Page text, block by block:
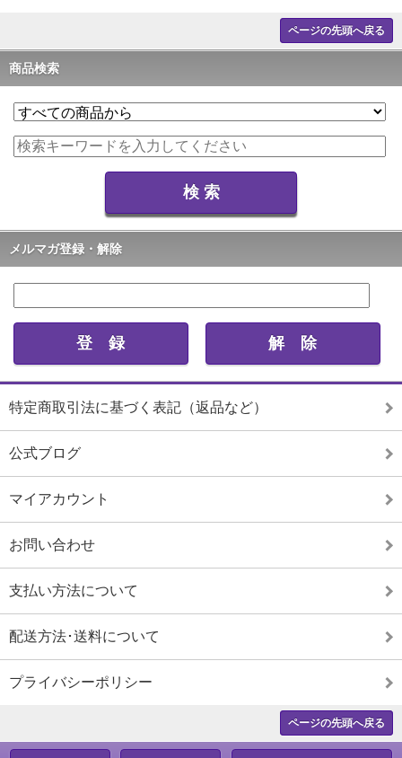
ページの先頭へ戻る
商品検索
メルマガ登録・解除
特定商取引法に基づく表記（返品など）
公式ブログ
マイアカウント
お問い合わせ
支払い方法について
配送方法･送料について
プライバシーポリシー
ページの先頭へ戻る